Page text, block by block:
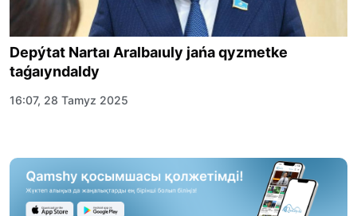
Depýtat Nartaı Aralbaıuly jańa qyzmetke
taǵaıyndaldy
16:07, 28 Tamyz 2025